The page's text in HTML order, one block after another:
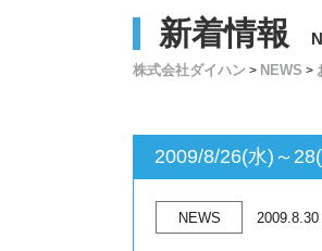
新着情報
株式会社ダイハン > NEWS >
2009/8/26(水)～
NEWS 2009.8.30